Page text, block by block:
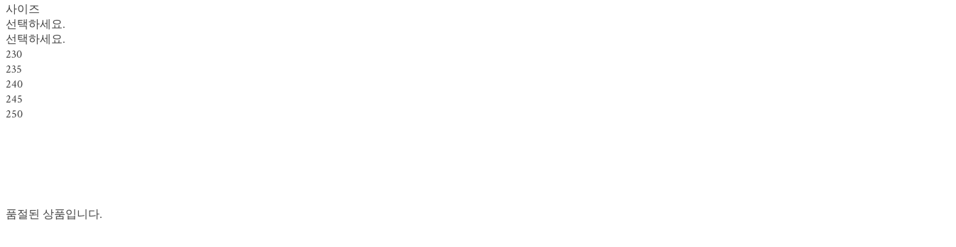
사이즈
선택하세요.
선택하세요.
230
235
240
245
250
품절된 상품입니다.